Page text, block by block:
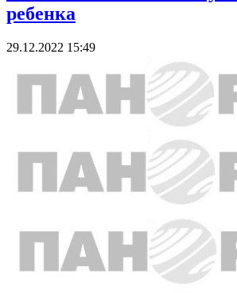
ребенка
29.12.2022 15:49